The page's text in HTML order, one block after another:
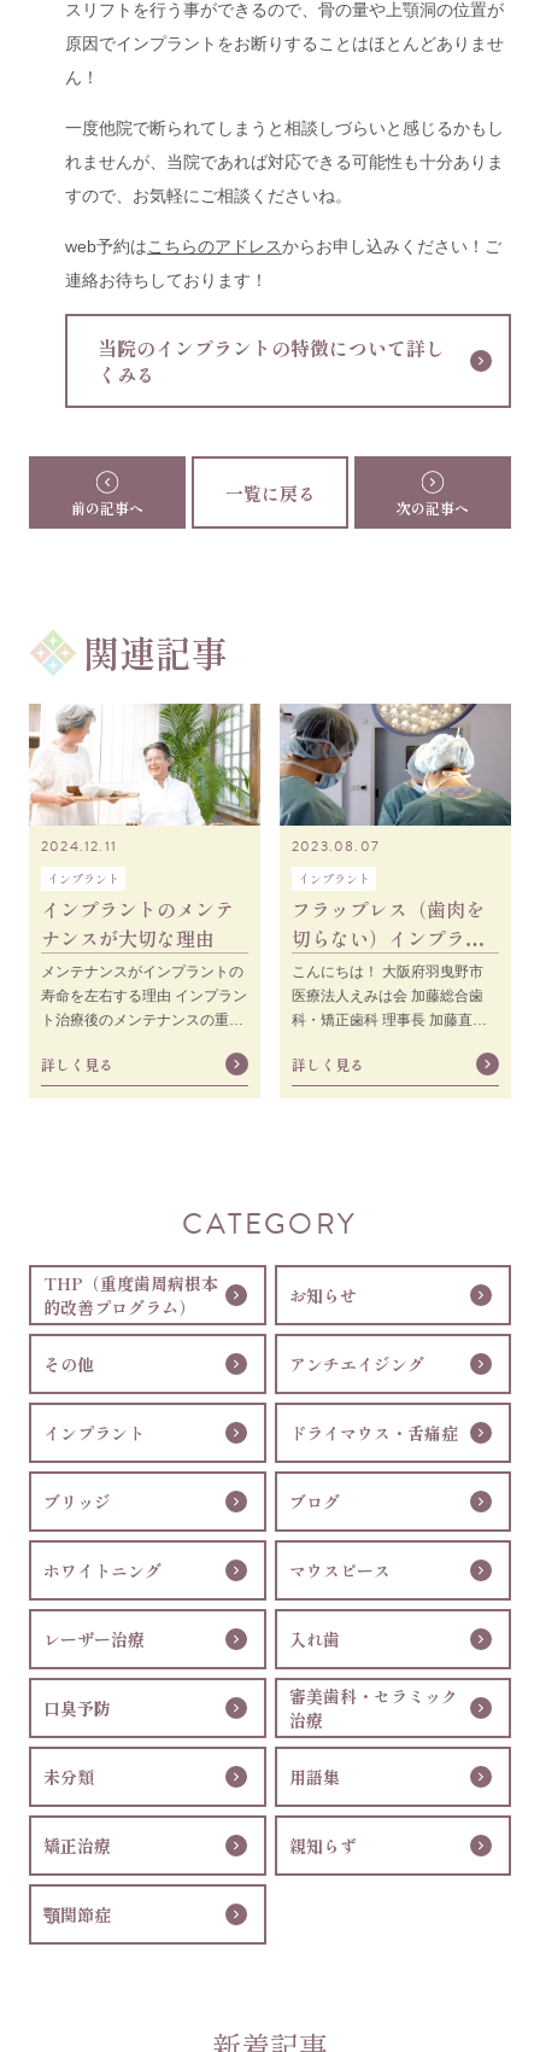
スリフトを行う事ができるので、骨の量や上顎洞の位置が
原因でインプラントをお断りすることはほとんどありませ
ん！
一度他院で断られてしまうと相談しづらいと感じるかもし
れませんが、当院であれば対応できる可能性も十分ありま
すので、お気軽にご相談くださいね。
web予約はこちらのアドレスからお申し込みください！ご
連絡お待ちしております！
当院のインプラントの特徴について詳し
くみる
前の記事へ 次の記事へ
一覧に戻る
関連記事
2024.12.11
インプラント
インプラントのメンテ
ナンスが大切な理由
メンテナンスがインプラントの
寿命を左右する理由 インプラン
ト治療後のメンテナンスの重要
のメンテナンスは
詳しく見る
2023.08.07
インプラント
フラップレス（歯肉を
切らない）インプラン
ト手術で身体への負担
を少なくしよう！
こんにちは！ 大阪府羽曳野市
医療法人えみは会 加藤総合歯
科・矯正歯科 理事長 加藤直之
術の流れってご存知ですか？イ
詳しく見る
CATEGORY
THP（重度歯周病根本
的改善プログラム）
お知らせ
その他 アンチエイジング
インプラント ドライマウス・舌痛症
ブリッジ ブログ
ホワイトニング マウスピース
レーザー治療 入れ歯
口臭予防
審美歯科・セラミック
治療
未分類 用語集
矯正治療 親知らず
顎関節症